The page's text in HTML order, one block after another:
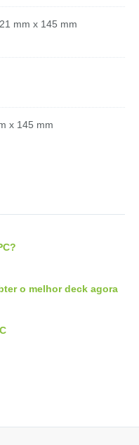
mm x 145 mm
x 145 mm
o melhor deck agora